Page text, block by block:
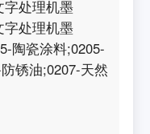
字处理机墨
字处理机墨
陶瓷涂料;0205-
锈油;0207-天然